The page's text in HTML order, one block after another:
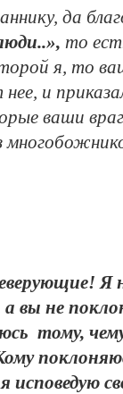
да
то
я, то
и
ваши
Я
вы не
тому,
исповедую